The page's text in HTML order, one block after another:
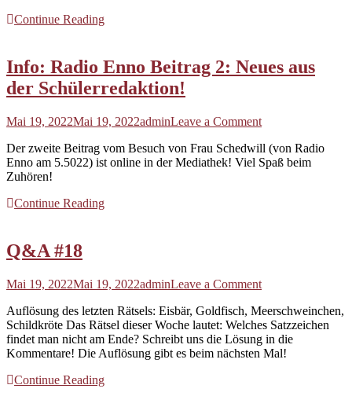
Continue Reading
Info: Radio Enno Beitrag 2: Neues aus
der Schülerredaktion!
Mai 19, 2022Mai 19, 2022adminLeave a Commenton
Radio
Enno
Der zweite Beitrag vom Besuch von Frau Schedwill (von Radio
Enno am 5.5022) ist online in der Mediathek! Viel Spaß beim
Zuhören!
Continue Reading
Q&A #18
Mai 19, 2022Mai 19, 2022adminLeave a Commenton
#18
Auflösung des letzten Rätsels: Eisbär, Goldfisch, Meerschweinchen,
Schildkröte Das Rätsel dieser Woche lautet: Welches Satzzeichen
findet man nicht am Ende? Schreibt uns die Lösung in die
Kommentare! Die Auflösung gibt es beim nächsten Mal!
Continue Reading